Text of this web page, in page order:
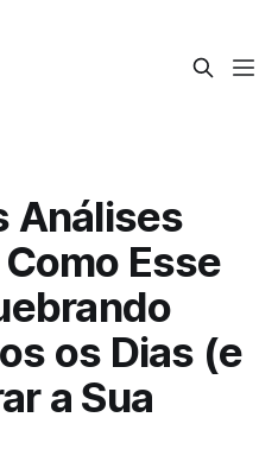
Análises
Esse
os Dias (e
a Sua